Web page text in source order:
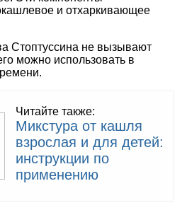
и отхаркивающее
Стоптуссина не вызывают
можно использовать в
Читайте также:
Микстура от кашля
взрослая и для детей:
инструкции по
применению